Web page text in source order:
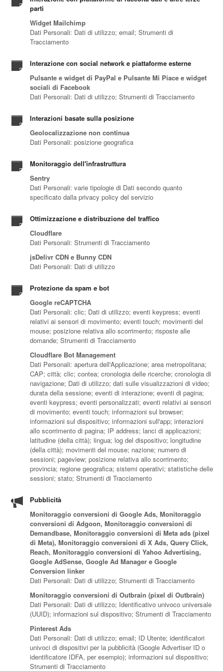
parti
Widget Mailchimp
Dati Personali: Dati di utilizzo; email; Strumenti di
Tracciamento
Interazione con social network e piattaforme esterne
Pulsante e widget di PayPal e Pulsante Mi Piace e widget
sociali di Facebook
Dati Personali: Dati di utilizzo; Strumenti di Tracciamento
Interazioni basate sulla posizione
Geolocalizzazione non continua
Dati Personali: posizione geografica
Monitoraggio dell'infrastruttura
Sentry
Dati Personali: varie tipologie di Dati secondo quanto
specificato dalla privacy policy del servizio
Ottimizzazione e distribuzione del traffico
Cloudflare
Dati Personali: Strumenti di Tracciamento
jsDelivr CDN e Bunny CDN
Dati Personali: Dati di utilizzo
Protezione da spam e bot
Google reCAPTCHA
Dati Personali: clic; Dati di utilizzo; eventi keypress; eventi
relativi ai sensori di movimento; eventi touch; movimenti del
mouse; posizione relativa allo scorrimento; risposte alle
domande; Strumenti di Tracciamento
Cloudflare Bot Management
Dati Personali: apertura dell'Applicazione; area metropolitana;
CAP; città; clic; contea; cronologia delle ricerche; cronologia di
navigazione; Dati di utilizzo; dati sulle visualizzazioni di video;
durata della sessione; eventi di interazione; eventi di pagina;
eventi keypress; eventi personalizzati; eventi relativi ai sensori
di movimento; eventi touch; informazioni sul browser;
informazioni sul dispositivo; informazioni sull'app; interazioni
allo scorrimento di pagina; IP address; lanci di applicazioni;
latitudine (della città); lingua; log del dispositivo; longitudine
(della città); movimenti del mouse; nazione; numero di
sessioni; pageview; posizione relativa allo scorrimento;
provincia; regione geografica; sistemi operativi; statistiche delle
sessioni; stato; Strumenti di Tracciamento
Pubblicità
Monitoraggio conversioni di Google Ads, Monitoraggio
conversioni di Adgoon, Monitoraggio conversioni di
Demandbase, Monitoraggio conversioni di Meta ads (pixel
di Meta), Monitoraggio conversioni di X Ads, Query Click,
Reach, Monitoraggio conversioni di Yahoo Advertising,
Google AdSense, Google Ad Manager e Google
Conversion linker
Dati Personali: Dati di utilizzo; Strumenti di Tracciamento
Monitoraggio conversioni di Outbrain (pixel di Outbrain)
Dati Personali: Dati di utilizzo; Identificativo univoco universale
(UUID); informazioni sul dispositivo; Strumenti di Tracciamento
Pinterest Ads
Dati Personali: Dati di utilizzo; email; ID Utente; identificatori
univoci di dispositivi per la pubblicità (Google Advertiser ID o
identificatore IDFA, per esempio); informazioni sul dispositivo;
Strumenti di Tracciamento